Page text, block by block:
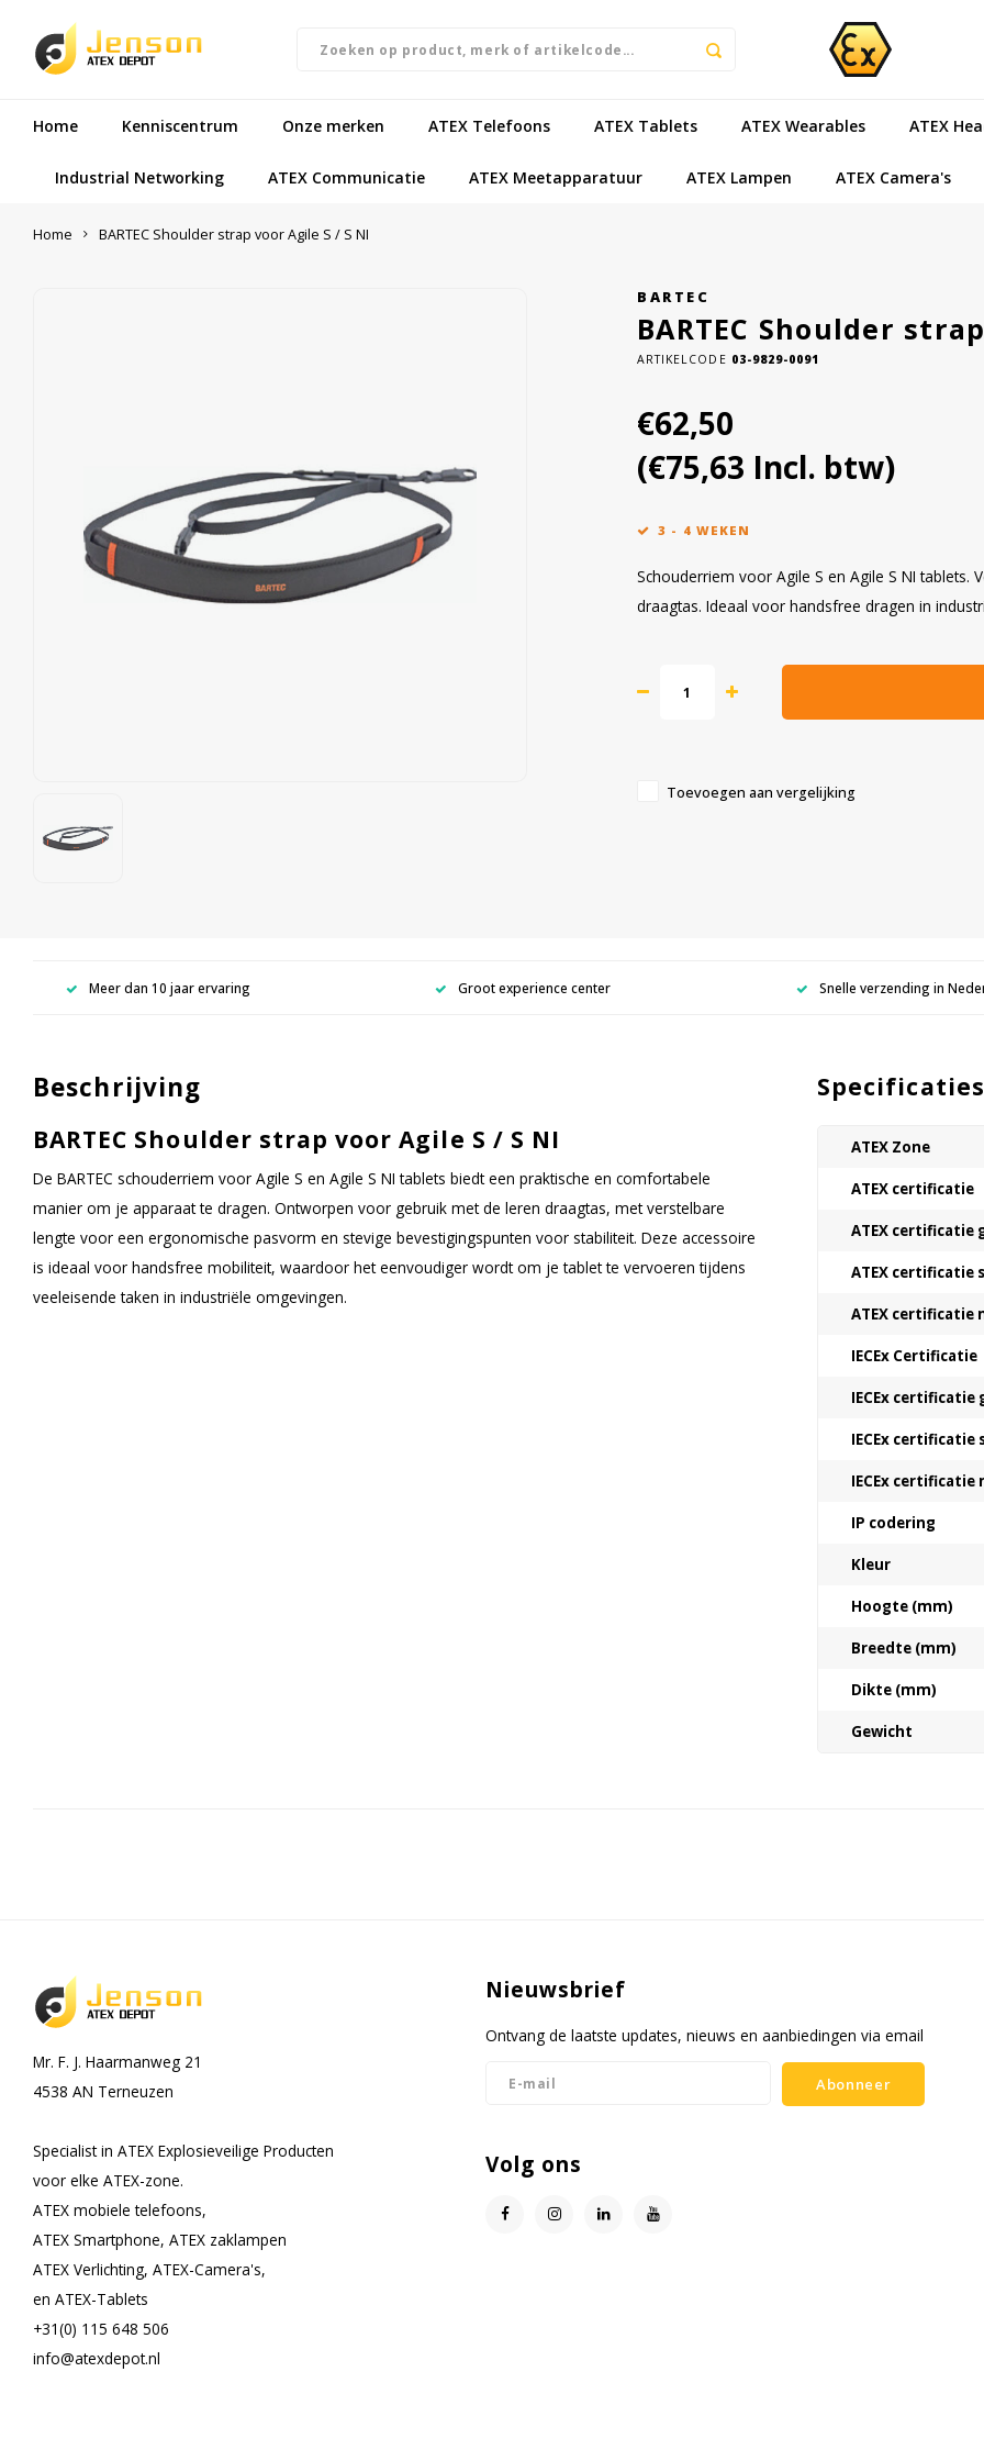
Home Kenniscentrum Onze merken ATEX Telefoons ATEX Tablets ATEX Wearables ATEX
Industrial Networking ATEX Communicatie ATEX Meetapparatuur ATEX Lampen ATEX Camera's
Home BARTEC Shoulder strap voor Agile S / S NI
BARTEC
BARTEC Shoulder
ARTIKELCODE 03-9829-0091
€62,50
(€75,63 Incl. btw)
3 - 4 WEKEN
Schouderriem voor Agile S en Agile S NI
draagtas. Ideaal voor handsfree dragen in
Toevoegen aan vergelijking
Meer dan 10 jaar ervaring Groot experience center Snelle verzending in
Beschrijving
BARTEC Shoulder strap voor Agile S / S NI
De BARTEC schouderriem voor Agile S en Agile S NI tablets biedt een praktische en comfortabele
manier om je apparaat te dragen. Ontworpen voor gebruik met de leren draagtas, met verstelbare
lengte voor een ergonomische pasvorm en stevige bevestigingspunten voor stabiliteit. Deze accessoire
is ideaal voor handsfree mobiliteit, waardoor het eenvoudiger wordt om je tablet te vervoeren tijdens
veeleisende taken in industriële omgevingen.
Specificaties
ATEX Zone
ATEX certificatie
ATEX certificatie
ATEX certificatie
ATEX certificatie
IECEx Certificatie
IECEx certificatie
IECEx certificatie
IECEx certificatie
IP codering
Kleur
Hoogte (mm)
Breedte (mm)
Dikte (mm)
Gewicht
Mr. F. J. Haarmanweg 21
4538 AN Terneuzen
Specialist in ATEX Explosieveilige Producten
voor elke ATEX-zone.
ATEX mobiele telefoons,
ATEX Smartphone, ATEX zaklampen
ATEX Verlichting, ATEX-Camera's,
en ATEX-Tablets
+31(0) 115 648 506
info@atexdepot.nl
Nieuwsbrief
Ontvang de laatste updates, nieuws en aanbiedingen via email
Abonneer
Volg ons